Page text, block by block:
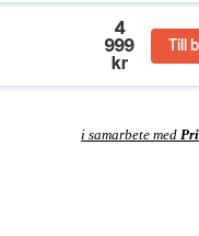
4
999
kr
Till
i samarbete med